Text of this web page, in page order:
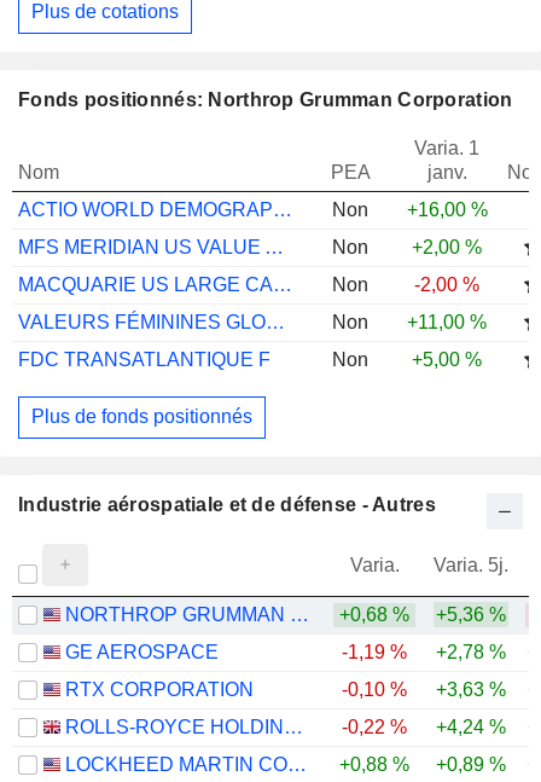
Plus de cotations
Fonds positionnés: Northrop Grumman Corporation
Nom PEA
Varia. 1
janv.
ACTIO WORLD DEMOGRAPHICS FUND EUR
Non
+16,00 %
MFS MERIDIAN US VALUE A1 USD
Non
+2,00 %
MACQUARIE US LARGE CAP VALUE A USD ACC
Non
-2,00 %
VALEURS FÉMININES GLOBAL I
Non
+11,00 %
FDC TRANSATLANTIQUE F
Non +5,00 %
Plus de fonds positionnés
Industrie aérospatiale et de défense - Autres
Varia. Varia. 5j.
NORTHROP GRUMMAN CORPORATION +0,68 % +5,36 %
GE AEROSPACE
-1,19 % +2,78 %
RTX CORPORATION
-0,10 % +3,63 %
ROLLS-ROYCE HOLDINGS PLC
-0,22 % +4,24 %
LOCKHEED MARTIN CORPORATION
+0,88 % +0,89 %